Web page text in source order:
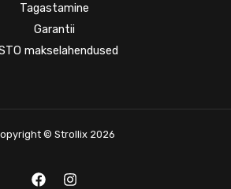
Tagastamine
Garantii
makselahendused
© Strollix 2026